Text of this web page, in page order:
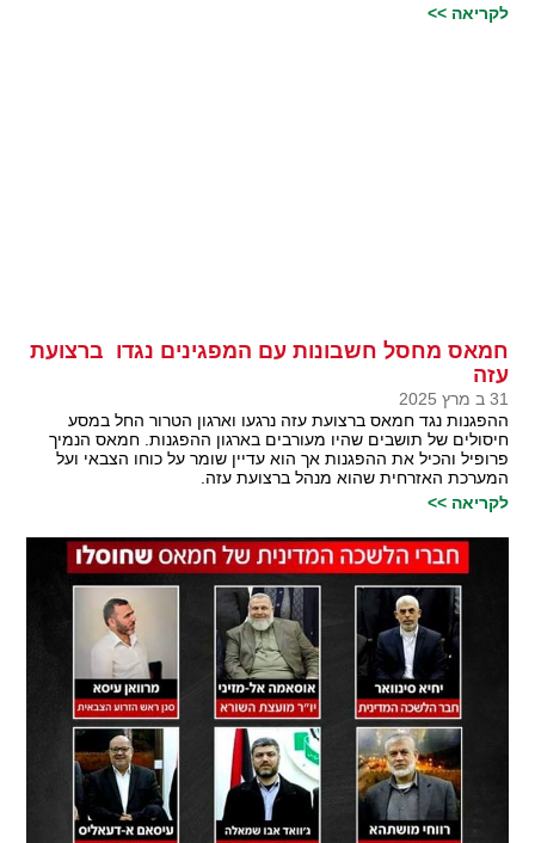
לקריאה >>
חמאס מחסל חשבונות עם המפגינים נגדו ברצועת
עזה
31 ב מרץ 2025
ההפגנות נגד חמאס ברצועת עזה נרגעו וארגון הטרור החל במסע
חיסולים של תושבים שהיו מעורבים בארגון ההפגנות. חמאס הנמיך
פרופיל והכיל את ההפגנות אך הוא עדיין שומר על כוחו הצבאי ועל
המערכת האזרחית שהוא מנהל ברצועת עזה.
לקריאה >>